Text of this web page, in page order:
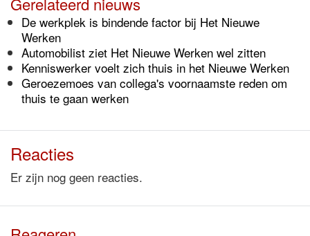
De werkplek is bindende factor bij Het Nieuwe
Werken
Automobilist ziet Het Nieuwe Werken wel zitten
Kenniswerker voelt zich thuis in het Nieuwe Werken
Geroezemoes van collega's voornaamste reden om
thuis te gaan werken
Reacties
Er zijn nog geen reacties.